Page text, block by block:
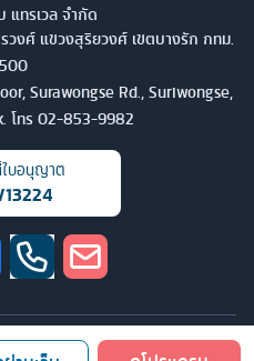
แทรเวล จำกัด
วงศ์ แขวงสุริยวงศ์ เขตบางรัก กทม.
Surawongse Rd., Suriwongse,
โทร 02-853-9982
ใบอนุญาต
13224
รเวล จำกัด สงวนลิขสิทธิ์